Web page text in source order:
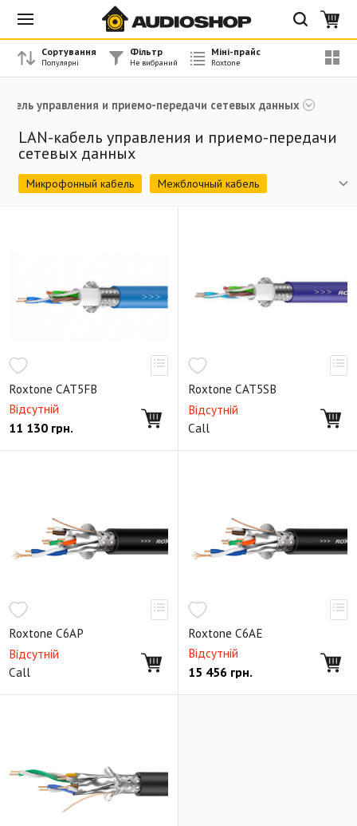
управления и приемо-передачи сетевых данных
LAN-кабель управления и приемо-передачи
сетевых данных
Микрофонный кабель
Межблочный кабель
LAN-кабель управления и приемо-передачи сетевых
данных
Готовый балансный кабель
Y-образный кабель
Небалансный двойной
Мультикор
Мультикорный Ethernet
Кабельные коннекторы XLR
Кабельные коннекторы MiniXLR
Кабельные коннекторы RCA
Кабельные коннекторы SpeakON
Кабельные коннекторы PowerCON
Панельные коннекторы Jack серии D
Панельные коннекторы RCA серии D
Авиационные коннекторы
Аксессуары для панельных коннекторов
Roxtone CAT5FB
Відсутній
11 130 грн.
Roxtone CAT5SB
Відсутній
Call
Roxtone C6AP
Відсутній
Call
Roxtone C6AE
Відсутній
15 456 грн.
Сортування Фільтр Міні-прайс